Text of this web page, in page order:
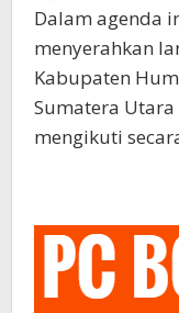
Dalam agenda
menyerahkan
Kabupaten
Sumatera
mengikuti